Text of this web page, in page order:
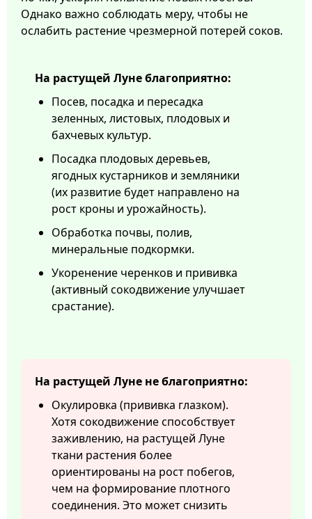
Однако важно соблюдать меру, чтобы не
ослабить растение чрезмерной потерей соков.
На растущей Луне благоприятно:
Посев, посадка и пересадка
зеленных, листовых, плодовых и
бахчевых культур.
Посадка плодовых деревьев,
ягодных кустарников и земляники
(их развитие будет направлено на
рост кроны и урожайность).
Обработка почвы, полив,
минеральные подкормки.
Укоренение черенков и прививка
(активный сокодвижение улучшает
срастание).
На растущей Луне не благоприятно:
Окулировка (прививка глазком).
Хотя сокодвижение способствует
заживлению, на растущей Луне
ткани растения более
ориентированы на рост побегов,
чем на формирование плотного
соединения. Это может снизить